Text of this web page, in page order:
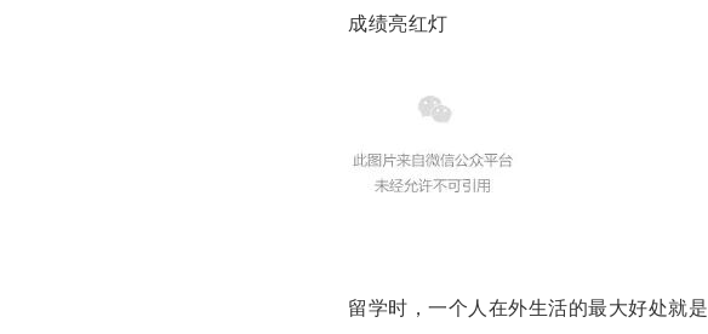
成绩亮红灯
留学时，一个人在外生活的最大好处就是